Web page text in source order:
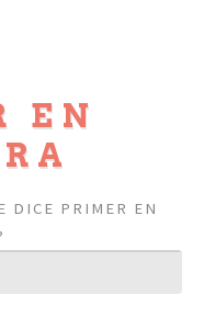
EN
DICE PRIMER EN